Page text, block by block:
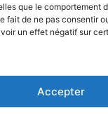
que le comportement
fait de ne pas consentir
un effet négatif sur
Accepter
Entreprises
By